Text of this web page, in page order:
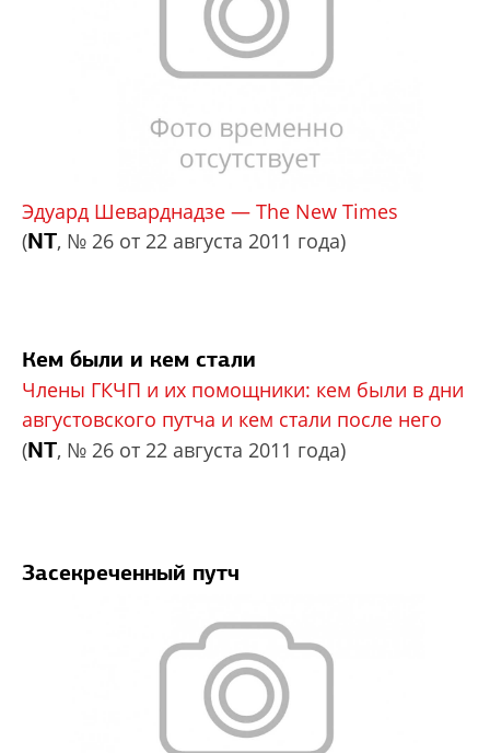
Эдуард Шеварднадзе — The New Times
(NT, № 26 от 22 августа 2011 года)
Кем были и кем стали
Члены ГКЧП и их помощники: кем были в дни
августовского путча и кем стали после него
(NT, № 26 от 22 августа 2011 года)
Засекреченный путч